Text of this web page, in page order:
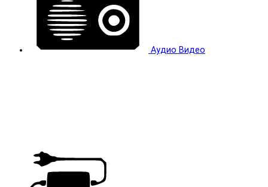
Аудио Видео